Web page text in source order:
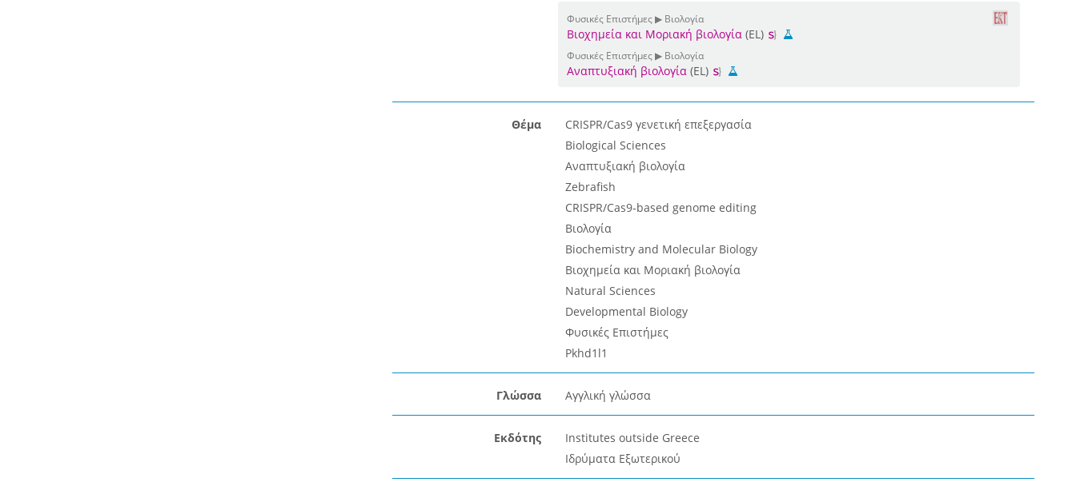
Φυσικές Επιστήμες ▶ Βιολογία
Βιοχημεία και Μοριακή βιολογία(EL)
Φυσικές Επιστήμες ▶ Βιολογία
Αναπτυξιακή βιολογία(EL)
Θέμα
CRISPR/Cas9 γενετική επεξεργασία
Biological Sciences
Αναπτυξιακή βιολογία
Zebrafish
CRISPR/Cas9-based genome editing
Βιολογία
Biochemistry and Molecular Biology
Βιοχημεία και Μοριακή βιολογία
Natural Sciences
Developmental Biology
Φυσικές Επιστήμες
Pkhd1l1
Γλώσσα Αγγλική γλώσσα
Εκδότης
Institutes outside Greece
Ιδρύματα Εξωτερικού